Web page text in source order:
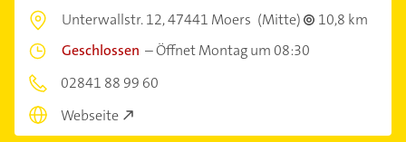
Unterwallstr. 12,47441 Moers (Mitte)
10,8 km
Geschlossen –Öffnet Montag um 08:30
02841 88 99 60
Webseite